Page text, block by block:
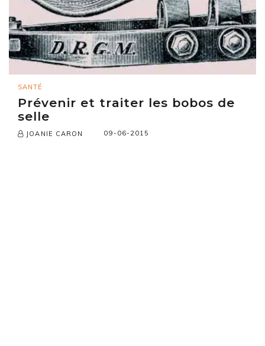
SANTÉ
Prévenir et traiter les bobos de
selle
JOANIE CARON 09-06-2015